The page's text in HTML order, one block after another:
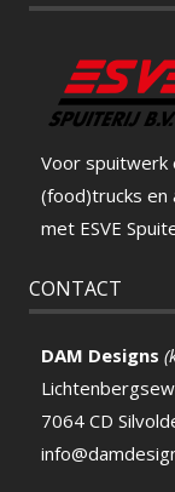
Voor spuitwerk
(food)trucks en
met ESVE
CONTACT
DAM Designs
7064 CD